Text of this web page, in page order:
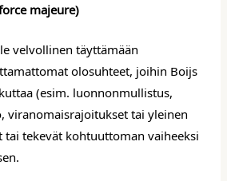
majeure)
velvollinen täyttämään
olosuhteet, joihin Boijs
(esim. luonnonmullistus,
viranomaisrajoitukset tai yleinen
tai tekevät kohtuuttoman vaiheeksi